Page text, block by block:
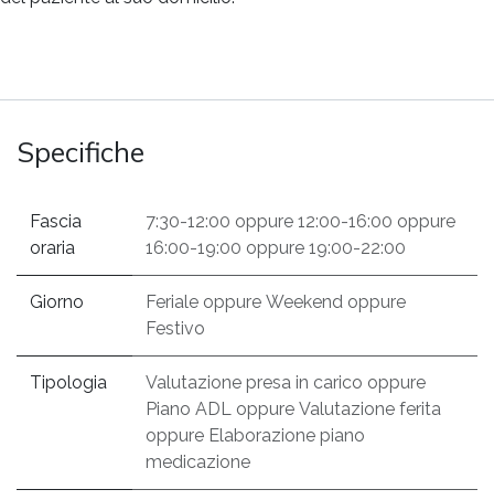
Specifiche
Fascia
oraria
7:30-12:00 oppure 12:00-16:00 oppure
16:00-19:00 oppure 19:00-22:00
Giorno Feriale oppure Weekend oppure
Festivo
Tipologia Valutazione presa in carico oppure
Piano ADL
oppure Valutazione ferita
oppure Elaborazione piano
medicazione